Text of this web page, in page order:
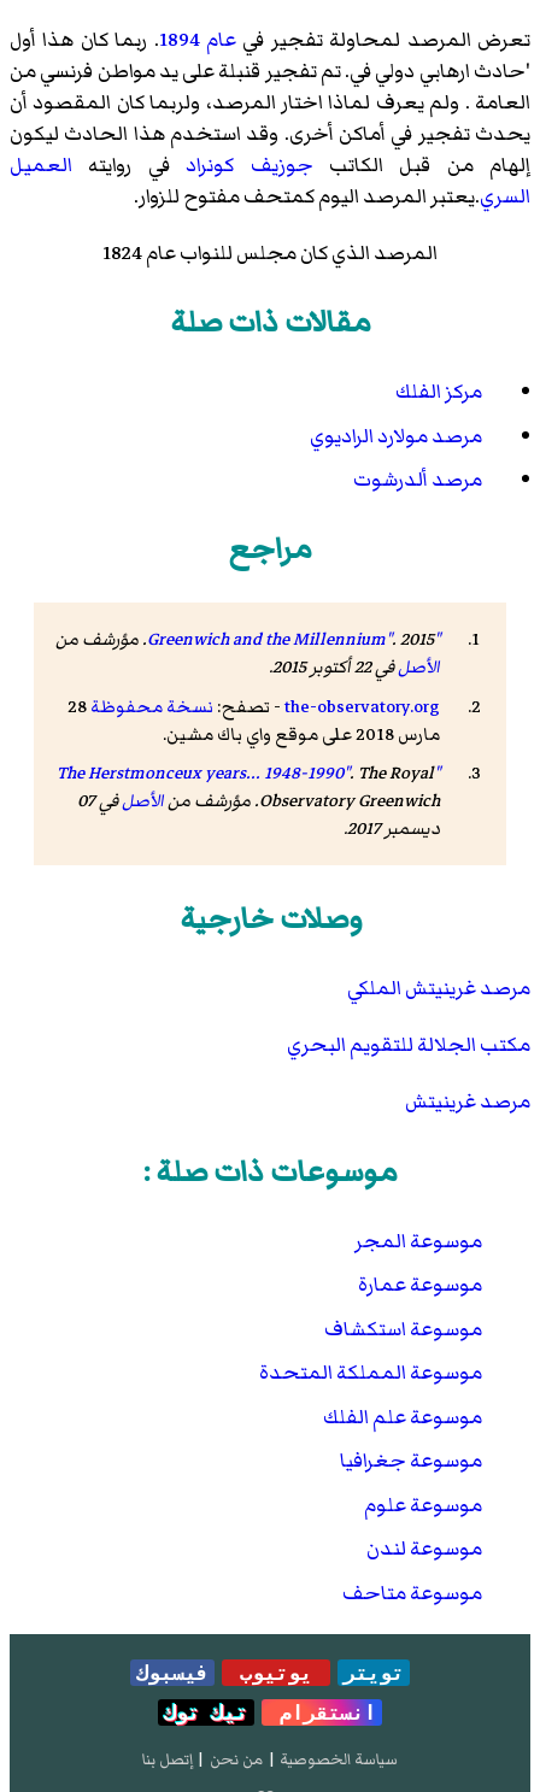
تعرض المرصد لمحاولة تفجير في عام 1894. ربما كان هذا أول
'حادث ارهابي دولي في. تم تفجير قنبلة على يد مواطن فرنسي من
العامة . ولم يعرف لماذا اختار المرصد، ولربما كان المقصود أن
يحدث تفجير في أماكن أخرى. وقد استخدم هذا الحادث ليكون
إلهام من قبل الكاتب جوزيف كونرادفي روايته العميل
السري.يعتبر المرصد اليوم كمتحف مفتوح للزوار.
المرصد الذي كان مجلس للنواب عام 1824
مقالات ذات صلة
مركز الفلك
مرصد مولارد الراديوي
مرصد ألدرشوت
مراجع
"Greenwich and the Millennium". 2015. مؤرشف من
الأصلفي 22 أكتوبر 2015
.
the-observatory.org- تصفح: نسخة محفوظة28
مارس 2018 على موقع واي باك مشين.
"The Herstmonceux years... 1948-1990"
. The Royal
Observatory Greenwich. مؤرشف منالأصل
في 07
ديسمبر 2017
.
وصلات خارجية
مرصد غرينيتش الملكي
مكتب الجلالة للتقويم البحري
مرصد غرينيتش
موسوعات ذات صلة :
موسوعة المجر
موسوعة عمارة
موسوعة استكشاف
موسوعة المملكة المتحدة
موسوعة علم الفلك
موسوعة جغرافيا
موسوعة علوم
موسوعة لندن
موسوعة متاحف
تويتر يوتيوب
فيسبوك
انستقرام
تيك توك
سياسة الخصوصية | من نحن | إتصل بنا